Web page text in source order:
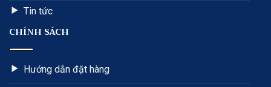
Tin tức
CHÍNH SÁCH
Hướng dẫn đặt hàng